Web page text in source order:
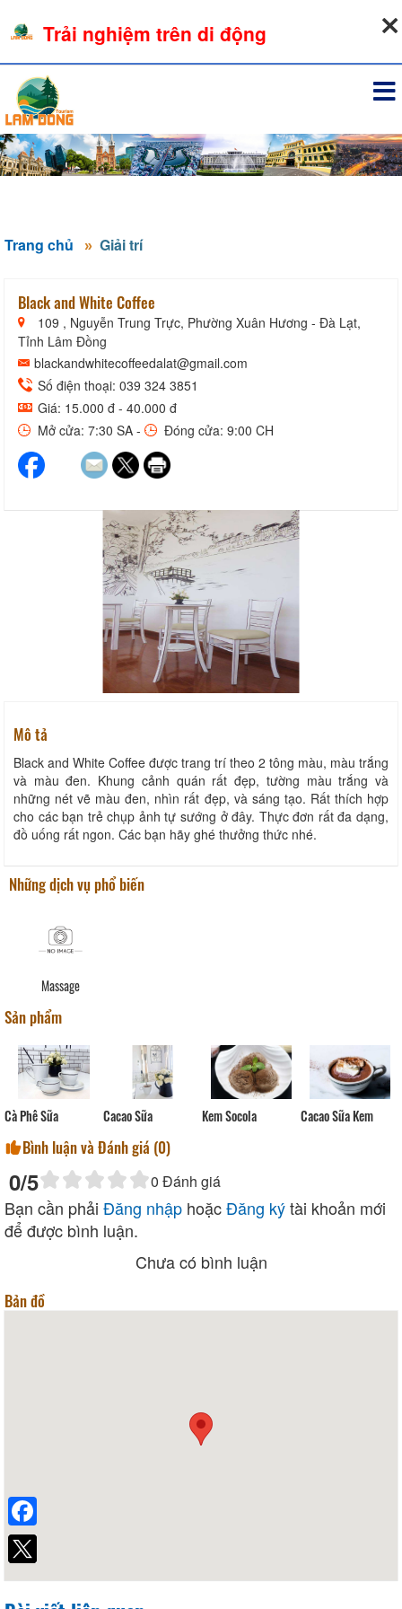
Trang chủ Giải trí
Black and White Coffee
109 , Nguyễn Trung Trực, Phường Xuân Hương - Đà Lạt,
Tỉnh Lâm Đồng
blackandwhitecoffeedalat@gmail.com
Số điện thoại: 039 324 3851
Giá: 15.000 đ - 40.000 đ
Mở cửa: 7:30 SA -
Đóng cửa: 9:00 CH
Mô tả
Black and White Coffee được trang trí theo 2 tông màu, màu trắng
và màu đen. Khung cảnh quán rất đẹp, tường màu trắng và
những nét vẽ màu đen, nhìn rất đẹp, và sáng tạo. Rất thích hợp
cho các bạn trẻ chụp ảnh tự sướng ở đây. Thực đơn rất đa dạng,
đồ uống rất ngon. Các bạn hãy ghé thưởng thức nhé.
Những dịch vụ phổ biến
Massage
Sản phẩm
Cà Phê Sữa Cacao Sữa Kem Socola Cacao Sữa Kem
Bình luận và Đánh giá (0)
0/5 0 Đánh giá
Bạn cần phải Đăng nhập hoặcĐăng kýtài khoản mới
để được bình luận.
Chưa có bình luận
Bản đồ
Trải nghiệm trên di động
Facebook